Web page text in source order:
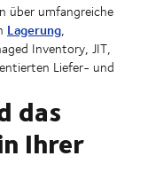
über umfangreiche
Lagerung,
Inventory, JIT,
Liefer- und
das
Ihrer